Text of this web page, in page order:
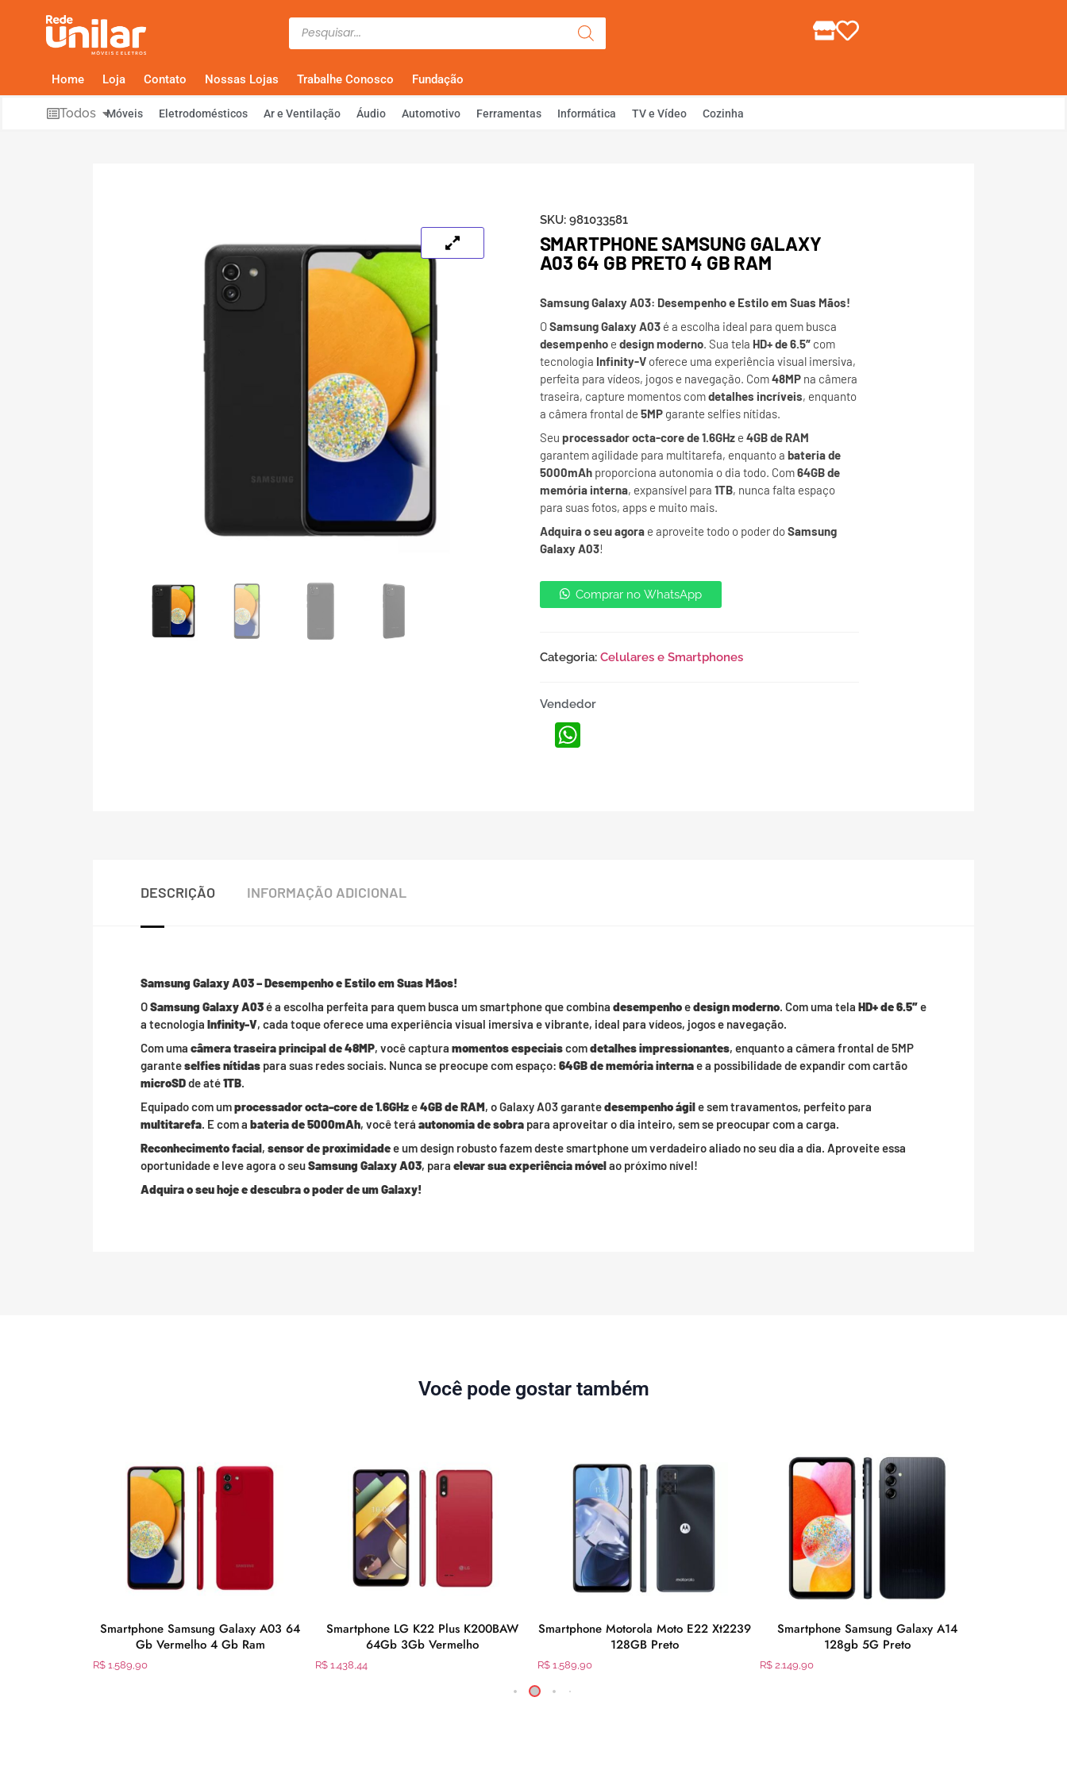
Olá, Faça Login ou Cadastre-se
Home Loja Contato Nossas Lojas Trabalhe Conosco Fundação
Todos Móveis Eletrodomésticos Ar e Ventilação Áudio Automotivo Ferramentas Informática TV e Vídeo Cozinha
SKU: 981033581
SMARTPHONE SAMSUNG GALAXY
A03 64 GB PRETO 4 GB RAM
Samsung Galaxy A03: Desempenho e Estilo em Suas Mãos!
OSamsung Galaxy A03é a escolha ideal para quem busca
desempenhoe design moderno. Sua tela HD+ de 6.5″com
tecnologia Infinity-Voferece uma experiência visual imersiva,
perfeita para vídeos, jogos e navegação. Com48MPna câmera
traseira, capture momentos comdetalhes incríveis, enquanto
a câmera frontal de 5MPgarante selfies nítidas.
Seu processador octa-core de 1.6GHze 4GB de RAM
garantem agilidade para multitarefa, enquanto a bateria de
5000mAhproporciona autonomia o dia todo. Com64GB de
memória interna, expansível para 1TB, nunca falta espaço
para suas fotos, apps e muito mais.
Adquira o seu agorae aproveite todo o poder doSamsung
Galaxy A03!
Comprar no WhatsApp
Categoria: Celulares e Smartphones
Vendedor
WhatsApp
DESCRIÇÃO INFORMAÇÃO ADICIONAL
Samsung Galaxy A03 – Desempenho e Estilo em Suas Mãos!
OSamsung Galaxy A03é a escolha perfeita para quem busca um smartphone que combina desempenhoedesign moderno. Com uma tela HD+ de 6.5″e
a tecnologia Infinity-V, cada toque oferece uma experiência visual imersiva e vibrante, ideal para vídeos, jogos e navegação.
Com uma câmera traseira principal de 48MP, você captura momentos especiaiscomdetalhes impressionantes, enquanto a câmera frontal de 5MP
garanteselfies nítidas para suas redes sociais. Nunca se preocupe com espaço: 64GB de memória internae a possibilidade de expandir com cartão
microSDde até1TB.
Equipado com umprocessador octa-core de 1.6GHze4GB de RAM, o Galaxy A03 garantedesempenho ágile sem travamentos, perfeito para
multitarefa. E com a bateria de 5000mAh, você terá autonomia de sobra para aproveitar o dia inteiro, sem se preocupar com a carga.
Reconhecimento facial, sensor de proximidadee um design robusto fazem deste smartphone um verdadeiro aliado no seu dia a dia. Aproveite essa
oportunidade e leve agora o seuSamsung Galaxy A03, para elevar sua experiência móvelao próximo nível!
Adquira o seu hoje e descubra o poder de um Galaxy!
Você pode gostar também
Smartphone Samsung Galaxy A03 64
Gb Vermelho 4 Gb Ram
R$ 1.589,90
Smartphone LG K22 Plus K200BAW
64Gb 3Gb Vermelho
R$ 1.438,44
Smartphone Motorola Moto E22 Xt2239
128GB Preto
R$ 1.589,90
Smartphone Samsung Galaxy A14
128gb 5G Preto
R$ 2.149,90